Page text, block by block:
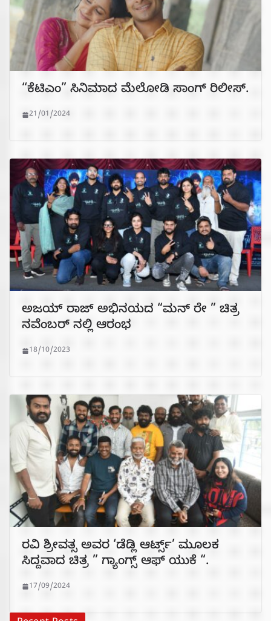
“ಕೆಟಿಎಂ” ಸಿನಿಮಾದ ಮೆಲೋಡಿ ಸಾಂಗ್ ರಿಲೀಸ್.
21/01/2024
ಅಜಯ್ ರಾಜ್ ಅಭಿನಯದ “ಮನ್ ರೇ ” ಚಿತ್ರ
ನವೆಂಬರ್ ನಲ್ಲಿ ಆರಂಭ
18/10/2023
ರವಿ ಶ್ರೀವತ್ಸ ಅವರ ‘ಡೆಡ್ಲಿ ಆರ್ಟ್ಸ್’ ಮೂಲಕ
ಸಿದ್ದವಾದ ಚಿತ್ರ ” ಗ್ಯಾಂಗ್ಸ್ ಆಫ್ ಯುಕೆ “.
17/09/2024